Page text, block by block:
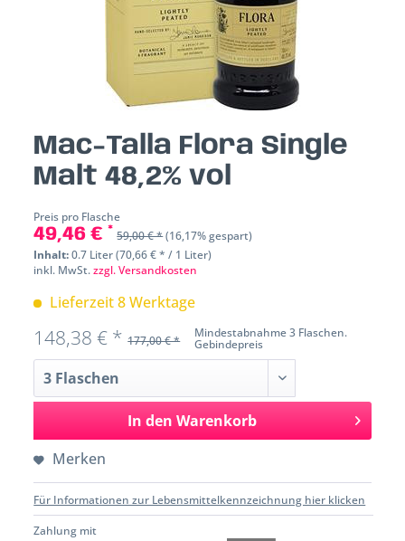
Mac-Talla Flora Single
Malt 48,2% vol
Preis pro Flasche
49,46 € * 59,00 € *(16,17% gespart)
Inhalt:0.7 Liter (70,66 € * / 1 Liter)
inkl. MwSt.zzgl. Versandkosten
Lieferzeit 8 Werktage
Mindestabnahme 3 Flaschen.
Gebindepreis
148,38 € * 177,00 € *
In den Warenkorb
Merken
Für Informationen zur Lebensmittelkennzeichnung hier klicken
Zahlung mit